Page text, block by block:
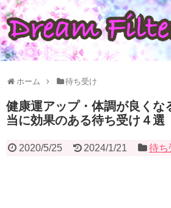
ホーム 待ち受け
健康運アップ・体調が良くな
当に効果のある待ち受け４選
2020/5/25 2024/1/21 待ち